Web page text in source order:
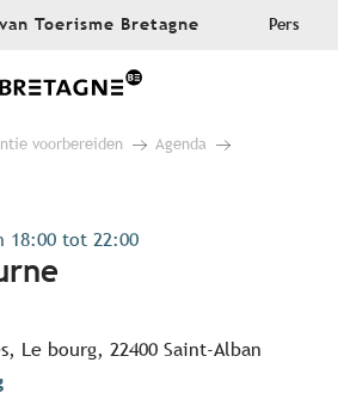
Toerisme Bretagne Pers
voorbereiden
Agenda
18:00 tot 22:00
Le bourg, 22400 Saint-Alban